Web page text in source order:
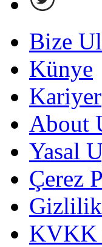
Bize
Künye
Kariyer
About
Yasal
Çerez
Gizlilik
KVKK